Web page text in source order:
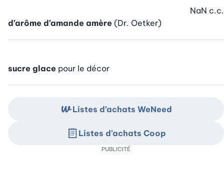
d’arôme d’amande amère (Dr. Oetker)
NaN c.c.
sucre glace pour le décor
Listes d’achats WeNeed
Listes d’achats Coop
PUBLICITÉ